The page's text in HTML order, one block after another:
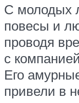
С молодых
повесы и
проводя
с
Его
привели в